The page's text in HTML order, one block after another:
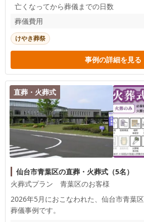
亡くなってから葬儀までの日数
葬儀費用
けやき葬祭
事例の詳細を見る
直葬・火葬式
仙台市青葉区の直葬・火葬式（5名）
火葬式プラン 青葉区のお客様
2026年5月におこなわれた、 仙台市青葉区
葬儀事例です。